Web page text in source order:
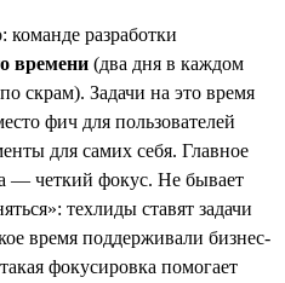
разработки
времени (два дня в каждом
скрам). Задачи на это время
фич для пользователей
для самих себя. Главное
— четкий фокус. Не бывает
техлиды ставят задачи
время поддерживали бизнес-
фокусировка помогает